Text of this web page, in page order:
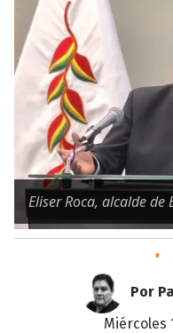
Eliser Roca, alcalde de
•
Por